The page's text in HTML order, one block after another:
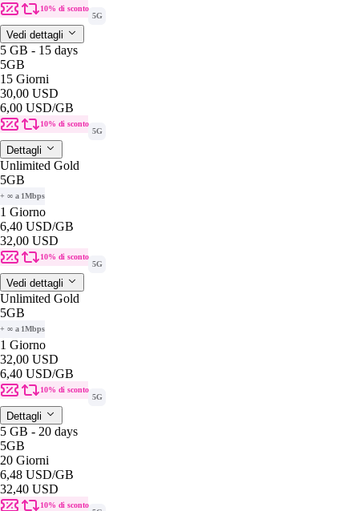
10% di sconto
5G
Vedi dettagli
5 GB - 15 days
5GB
15 Giorni
30,00 USD
6,00 USD/GB
10% di sconto
5G
Dettagli
Unlimited Gold
5GB
+ ∞ a 1Mbps
1 Giorno
6,40 USD/GB
32,00 USD
10% di sconto
5G
Vedi dettagli
Unlimited Gold
5GB
+ ∞ a 1Mbps
1 Giorno
32,00 USD
6,40 USD/GB
10% di sconto
5G
Dettagli
5 GB - 20 days
5GB
20 Giorni
6,48 USD/GB
32,40 USD
10% di sconto